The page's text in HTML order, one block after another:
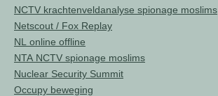
NCTV krachtenveldanalyse spionage moslims
Netscout / Fox Replay
NL online offline
NTA NCTV spionage moslims
Nuclear Security Summit
Occupy beweging